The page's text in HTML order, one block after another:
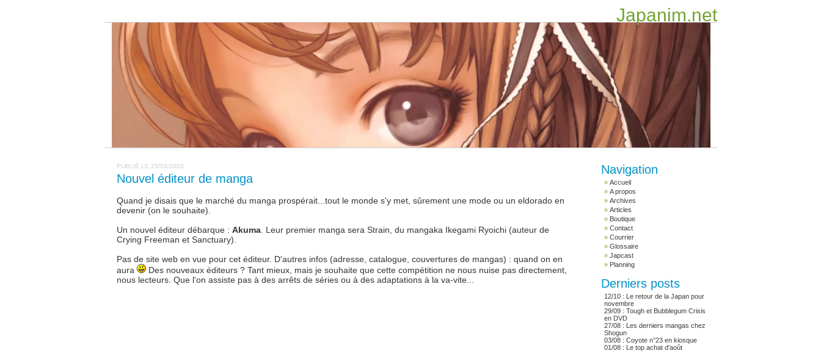
Japanim.net
Navigation
Accueil
A propos
Archives
Articles
Boutique
Contact
Courrier
Glossaire
Japcast
Planning
Derniers posts
12/10 : Le retour de la Japan pour
novembre
29/09 : Tough et Bubblegum Crisis
en DVD
27/08 : Les derniers mangas chez
Shogun
03/08 : Coyote n°23 en kiosque
01/08 : Le top achat d'août
PUBLIÉ LE 25/03/2002
Nouvel éditeur de manga
Quand je disais que le marché du manga prospérait...tout le monde s'y met, sûrement une mode ou un eldorado en
devenir (on le souhaite).
Un nouvel éditeur débarque : Akuma. Leur premier manga sera Strain, du mangaka Ikegami Ryoichi (auteur de
Crying Freeman et Sanctuary).
Pas de site web en vue pour cet éditeur. D'autres infos (adresse, catalogue, couvertures de mangas) : quand on en
aura
Des nouveaux éditeurs ? Tant mieux, mais je souhaite que cette compétition ne nous nuise pas directement,
nous lecteurs. Que l'on assiste pas à des arrêts de séries ou à des adaptations à la va-vite...